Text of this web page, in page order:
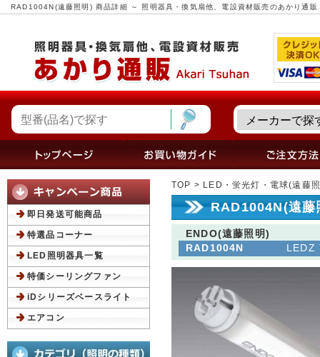
RAD1004N(遠藤照明) 商品詳細 ～ 照明器具・換気扇他、電設資材販売のあかり通販
TOP > LED・蛍光灯・電球(遠藤
RAD1004N(遠藤
ENDO(遠藤照明)
RAD1004N
LEDZ
即日発送可能商品
特選品コーナー
LED照明器具一覧
特価シーリングファン
iDシリーズベースライト
エアコン